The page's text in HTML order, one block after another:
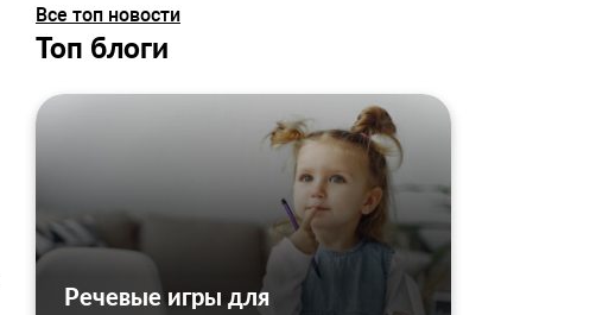
Все топ новости
Топ блоги
Речевые игры для